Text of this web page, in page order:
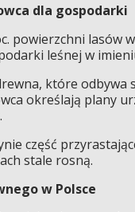
dla gospodarki
powierzchni lasów
leśnej w
które odbywa
określają plany
część
stale rosną.
w Polsce